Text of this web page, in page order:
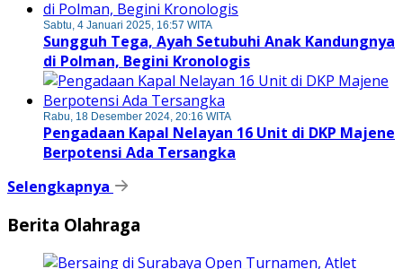
Sabtu, 4 Januari 2025, 16:57 WITA
Sungguh Tega, Ayah Setubuhi Anak Kandungnya
di Polman, Begini Kronologis
Rabu, 18 Desember 2024, 20:16 WITA
Pengadaan Kapal Nelayan 16 Unit di DKP Majene
Berpotensi Ada Tersangka
Selengkapnya
Berita Olahraga